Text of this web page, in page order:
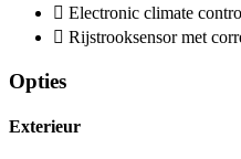
Electronic climate
Rijstrooksensor met
Opties
Exterieur